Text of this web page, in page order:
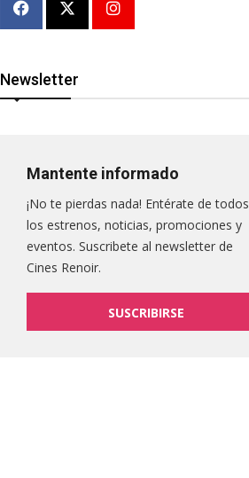
Newsletter
Mantente informado
¡No te pierdas nada! Entérate de todos
los estrenos, noticias, promociones y
eventos. Suscribete al newsletter de
Cines Renoir.
SUSCRIBIRSE